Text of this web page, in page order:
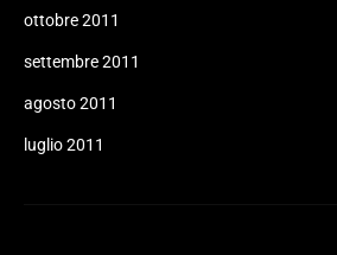
ottobre 2011
settembre 2011
agosto 2011
luglio 2011